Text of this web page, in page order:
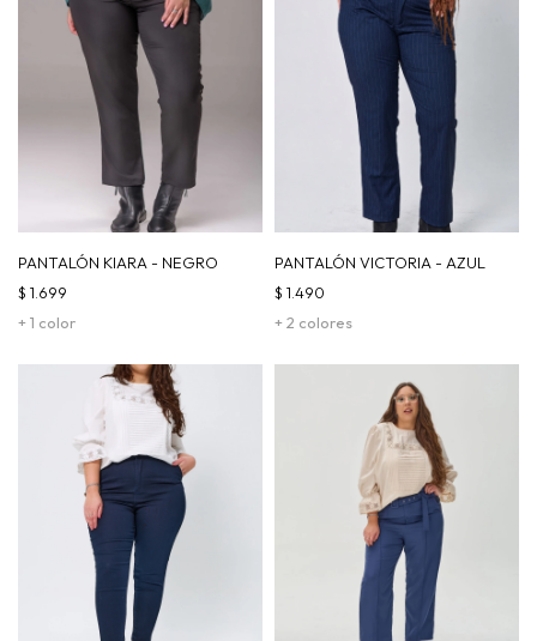
PANTALÓN KIARA - NEGRO
+ 1 color
$ 1.699
PANTALÓN VICTORIA - AZUL
+ 2 colores
$ 1.490